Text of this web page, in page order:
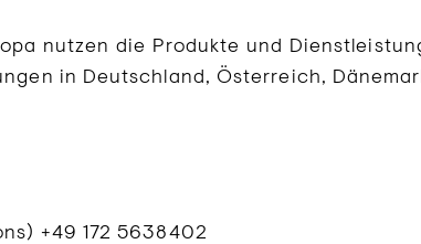
nutzen die Produkte und
in Deutschland, Österreich,
+49 172 5638402